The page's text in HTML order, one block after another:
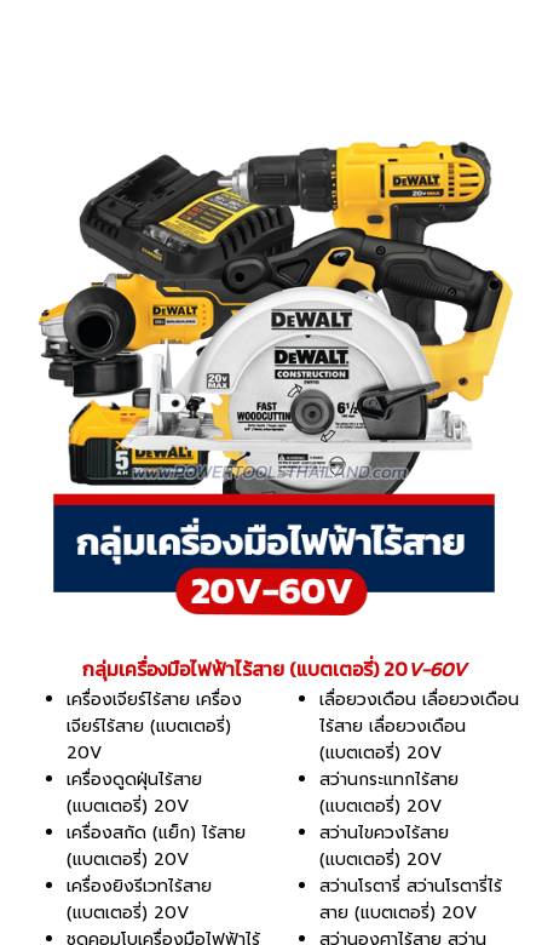
กลุ่มเครื่องมือไฟฟ้าไร้สาย (แบตเตอรี่) 20V-60V
เครื่องเจียร์ไร้สาย เครื่อง
เจียร์ไร้สาย (แบตเตอรี่)
20V
เครื่องดูดฝุ่นไร้สาย
(แบตเตอรี่) 20V
เครื่องสกัด (แย็ก) ไร้สาย
(แบตเตอรี่) 20V
เครื่องยิงรีเวทไร้สาย
(แบตเตอรี่) 20V
ชุดคอมโบเครื่องมือไฟฟ้าไร้
เลื่อยวงเดือน เลื่อยวงเดือน
ไร้สาย เลื่อยวงเดือน
(แบตเตอรี่) 20V
สว่านกระแทกไร้สาย
(แบตเตอรี่) 20V
สว่านไขควงไร้สาย
(แบตเตอรี่) 20V
สว่านโรตารี่ สว่านโรตารี่ไร้
สาย (แบตเตอรี่) 20V
สว่านองศาไร้สาย สว่าน